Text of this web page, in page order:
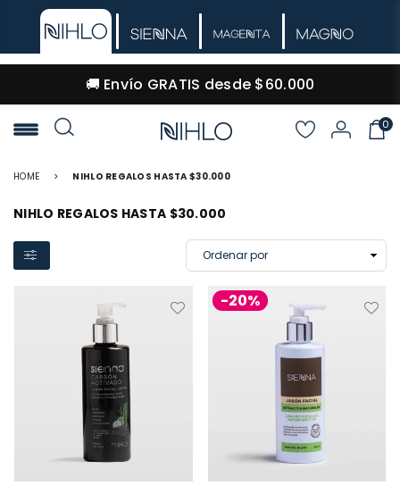
🚚 Envío GRATIS desde $60.000
NIHLO
0
HOME > NIHLO REGALOS HASTA $30.000
NIHLO REGALOS HASTA $30.000
-20%